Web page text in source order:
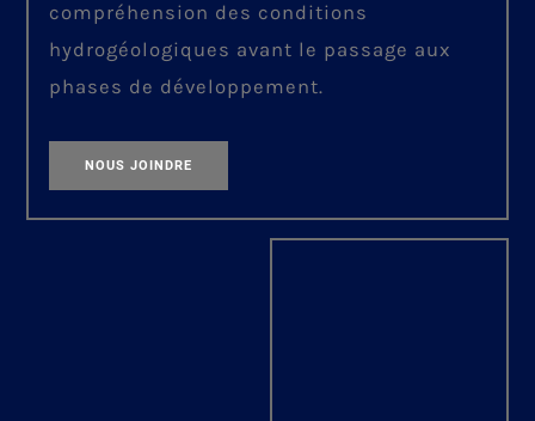
compréhension des conditions
hydrogéologiques avant le passage aux
phases de développement.
NOUS JOINDRE